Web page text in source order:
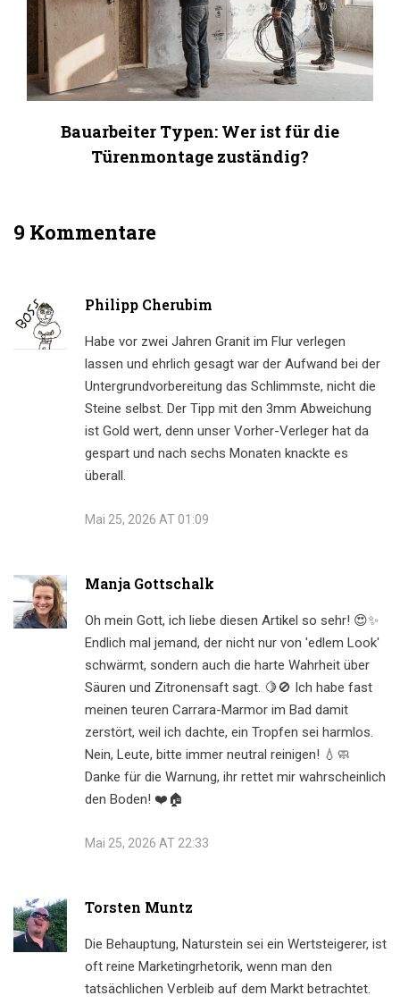
Bauarbeiter Typen: Wer ist für die
Türenmontage zuständig?
9 Kommentare
Philipp Cherubim
Habe vor zwei Jahren Granit im Flur verlegen
lassen und ehrlich gesagt war der Aufwand bei der
Untergrundvorbereitung das Schlimmste, nicht die
Steine selbst. Der Tipp mit den 3mm Abweichung
ist Gold wert, denn unser Vorher-Verleger hat da
gespart und nach sechs Monaten knackte es
überall.
Mai 25, 2026 AT 01:09
Manja Gottschalk
Oh mein Gott, ich liebe diesen Artikel so sehr! 😍✨
Endlich mal jemand, der nicht nur von 'edlem Look'
schwärmt, sondern auch die harte Wahrheit über
Säuren und Zitronensaft sagt. 🍋🚫 Ich habe fast
meinen teuren Carrara-Marmor im Bad damit
zerstört, weil ich dachte, ein Tropfen sei harmlos.
Nein, Leute, bitte immer neutral reinigen! 💧🧼
Danke für die Warnung, ihr rettet mir wahrscheinlich
den Boden! ❤️🏠
Mai 25, 2026 AT 22:33
Torsten Muntz
Die Behauptung, Naturstein sei ein Wertsteigerer, ist
oft reine Marketingrhetorik, wenn man den
tatsächlichen Verbleib auf dem Markt betrachtet.